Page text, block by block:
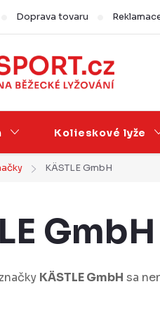
Doprava tovaru
Kolieskové lyže
KÄSTLE GmbH
GmbH
KÄSTLE GmbH sa